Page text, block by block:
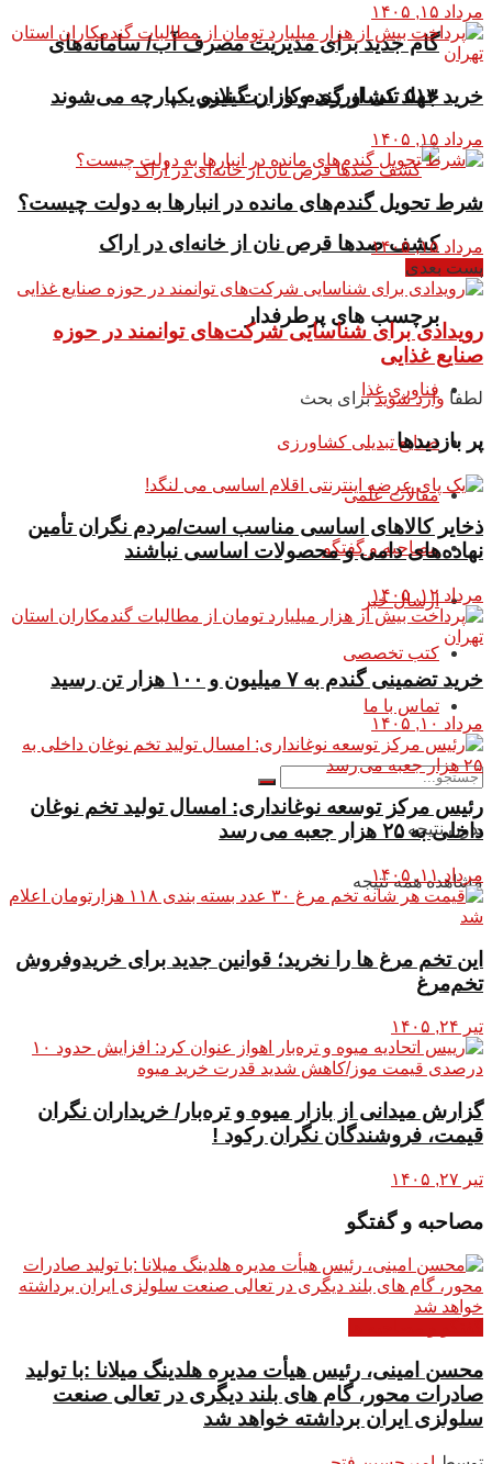
گام جدید برای مدیریت مصرف آب/ سامانه‌های
جهاد کشاورزی و وزارت نیرو یکپارچه می‌شوند
کشف صدها قرص نان از خانه‌ای در اراک
برچسب های پرطرفدار
فناوری غذا
صنایع تبدیلی کشاورزی
مقالات علمی
مصاحبه و گفتگو
ارسال خبر
کتب تخصصی
تماس با ما
بدون نتیجه
مشاهده همه نتیجه
مرداد ۱۵, ۱۴۰۵
خرید ۵۱۳ تنی از گندم کاران گیلانی
مرداد ۱۵, ۱۴۰۵
شرط تحویل گندم‌های مانده در انبار‌ها به دولت چیست؟
مرداد ۱۵, ۱۴۰۵
پست بعدی
رویدادی برای شناسایی شرکت‌های توانمند در حوزه
صنایع غذایی
لطفا وارد شویدبرای بحث
پر بازدیدها
ذخایر کالاهای اساسی مناسب است/مردم نگران تأمین
نهاده‌های دامی و محصولات اساسی نباشند
مرداد ۱۲, ۱۴۰۵
خرید تضمینی گندم به ۷ میلیون و ۱۰۰ هزار تن رسید
مرداد ۱۰, ۱۴۰۵
رئیس مرکز توسعه نوغانداری: امسال تولید تخم نوغان
داخلی به ۲۵ هزار جعبه می رسد
مرداد ۱۱, ۱۴۰۵
این تخم مرغ ها را نخرید؛ قوانین جدید برای خریدوفروش
تخم‌مرغ
تیر ۲۴, ۱۴۰۵
گزارش میدانی از بازار میوه و تره‌بار/ خریداران نگران
قیمت، فروشندگان نگران رکود !
تیر ۲۷, ۱۴۰۵
مصاحبه و گفتگو
محسن امینی، رئیس هیأت مدیره هلدینگ میلانا :با تولید
صادرات محور، گام های بلند دیگری در تعالی صنعت
سلولزی ایران برداشته خواهد شد